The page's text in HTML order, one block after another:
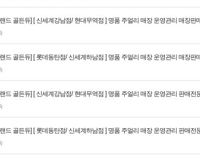
드 골든듀] [ 신세계강남점/ 현대무역점 ] 명품 주얼리 매장 운영관리 매장판
드 골든듀] [ 롯데동탄점/ 신세계하남점 ] 명품 주얼리 매장 운영관리 매장판
드 골든듀] [ 신세계강남점/ 현대무역점 ] 명품 주얼리 매장 운영관리 판매전
드 골든듀] [ 롯데동탄점/ 신세계하남점 ] 명품 주얼리 매장 운영관리 판매전